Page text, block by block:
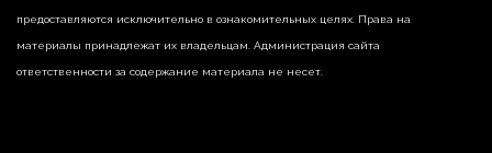
предоставляются исключительно в ознакомительных целях. Права на
материалы принадлежат их владельцам. Администрация сайта
ответственности за содержание материала не несет.